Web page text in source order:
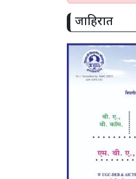
जाहिरात